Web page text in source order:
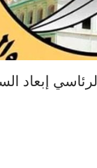
إبعاد